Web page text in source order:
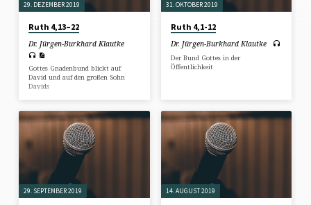
29. DEZEMBER 2019
Ruth 4,13–22
Dr. Jürgen-Burkhard Klautke
Gottes Gnadenbund blickt auf
David und auf den großen Sohn
Davids
31. OKTOBER 2019
Ruth 4,1-12
Dr. Jürgen-Burkhard Klautke
Der Bund Gottes in der
Öffentlichkeit
29. SEPTEMBER 2019 14. AUGUST 2019